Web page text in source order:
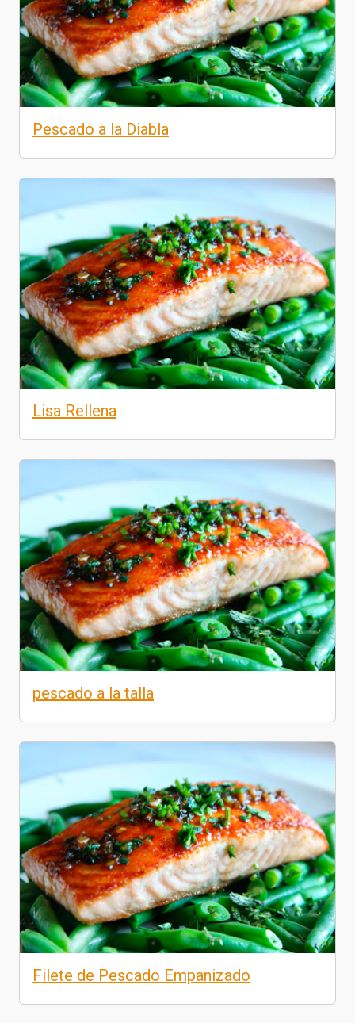
Pescado a la Diabla
Lisa Rellena
pescado a la talla
Filete de Pescado Empanizado